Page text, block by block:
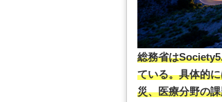
総務省は
ている。具体的
災、医療分野の